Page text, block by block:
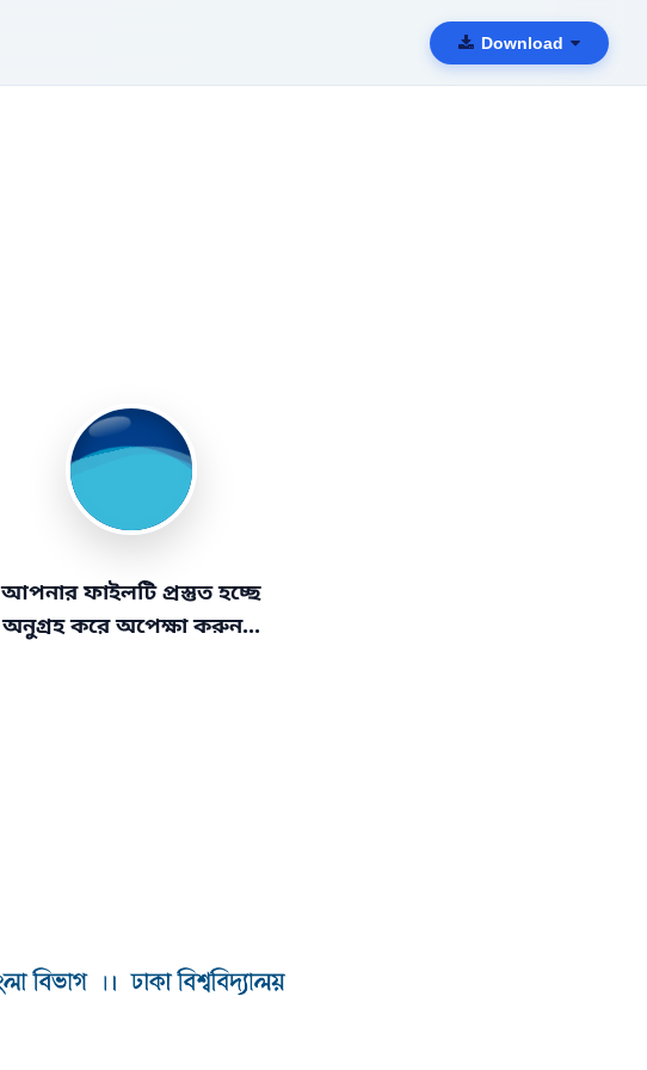
Download
আপনার ফাইলটি প্রস্তুত হচ্ছে
অনুগ্রহ করে অপেক্ষা করুন. ..